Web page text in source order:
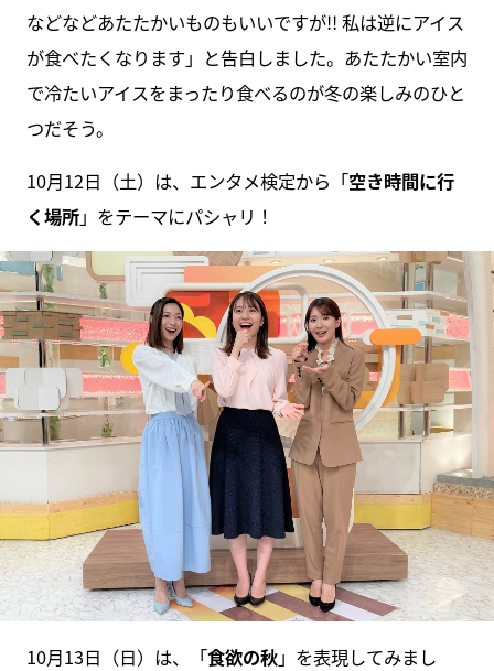
などなどあたたかいものもいいですが!! 私は逆にアイス
が食べたくなります」と告白しました。あたたかい室内
で冷たいアイスをまったり食べるのが冬の楽しみのひと
つだそう。
10月12日（土）は、エンタメ検定から「空き時間に行
く場所」をテーマにパシャリ！
10月13日（日）は、「食欲の秋」を表現してみまし